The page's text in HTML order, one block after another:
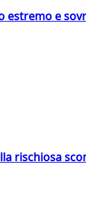
estremo e
rischiosa